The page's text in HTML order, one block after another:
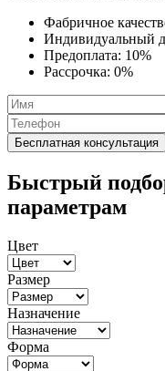
Фабричное
Индивидуальный
Предоплата: 10%
Рассрочка: 0%
Быстрый
параметрам
Цвет
Размер
Назначение
Форма